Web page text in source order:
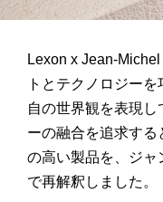
Lexon x Jean-
トとテクノロジー
自の世界観を表現
ーの融合を追求す
の高い製品を、ジャ
で再解釈しました。